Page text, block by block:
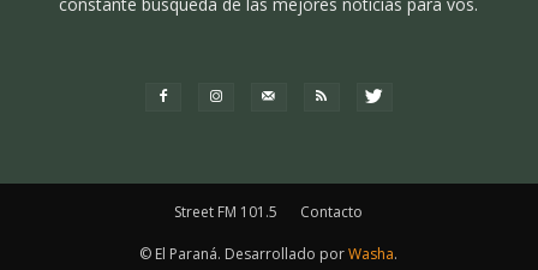
Street FM 101.5 Contacto
© El Paraná. Desarrollado porWasha.